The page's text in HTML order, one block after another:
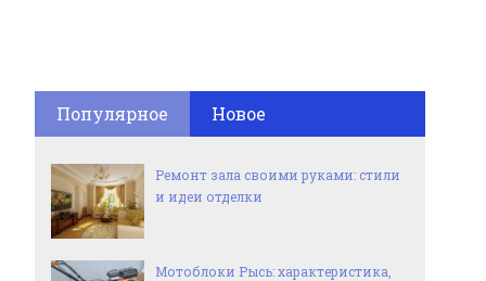
Популярное Новое
Ремонт зала своими руками: стили
и идеи отделки
Мотоблоки Рысь: характеристика,